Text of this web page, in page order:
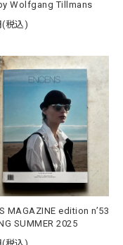
Wolfgang Tillmans
(税込)
MAGAZINE edition n’53
SUMMER 2025